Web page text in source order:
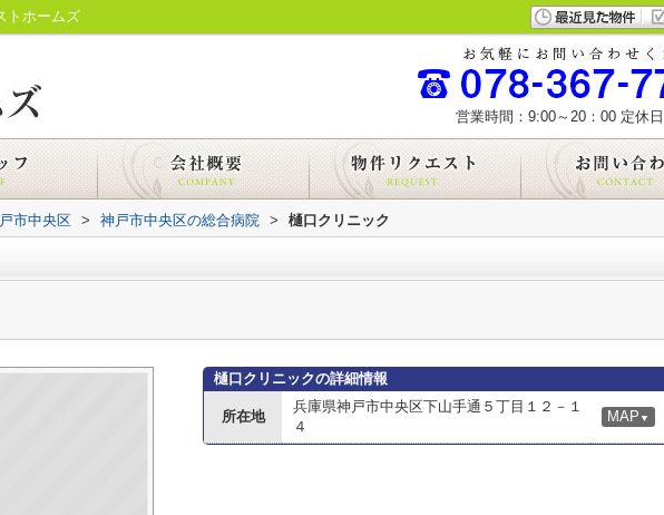
トホームズ
営業時間：9:00～20：00 定休
市中央区 > 神戸市中央区の総合病院 > 樋口クリニック
樋口クリニックの詳細情報
所在地
兵庫県神戸市中央区下山手通５丁目１２－１
４
MAP ▼